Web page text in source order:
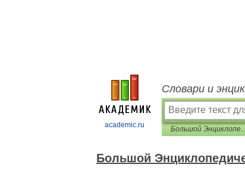
academic.ru
Словари и
Большой
Большой